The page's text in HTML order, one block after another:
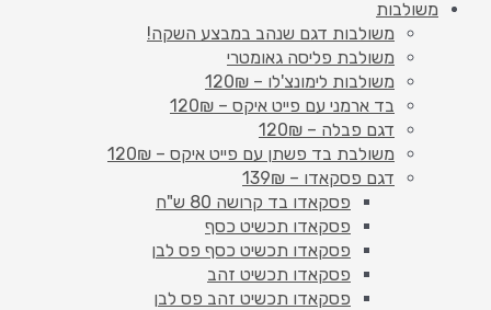
משולבות
משולבות דגם שנהב במבצע השקה!
משולבת פליסה גאומטרי
משולבות לימונצ'לו – 120₪
בד ארמני עם פייט איקס – 120₪
דגם פבלה – 120₪
משולבת בד פשתן עם פייט איקס – 120₪
דגם פסקאדו – 139₪
פסקאדו בד קרושה 80 ש"ח
פסקאדו תכשיט כסף
פסקאדו תכשיט כסף פס לבן
פסקאדו תכשיט זהב
פסקאדו תכשיט זהב פס לבן